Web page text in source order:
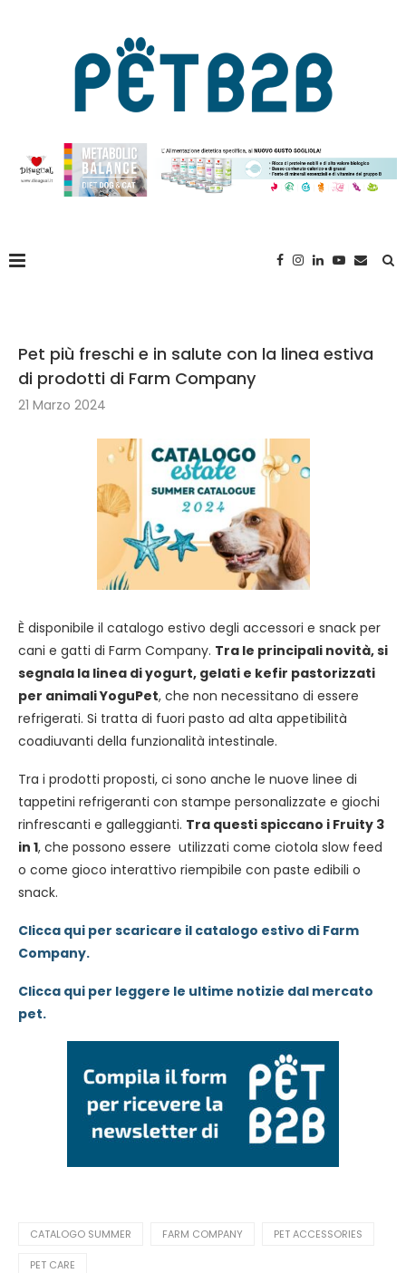
Pet più freschi e in salute con la linea estiva
di prodotti di Farm Company
21 Marzo 2024
È disponibile il catalogo estivo degli accessori e snack per
cani e gatti di Farm Company. Tra le principali novità, si
segnala la linea di yogurt, gelati e kefir pastorizzati
per animali YoguPet, che non necessitano di essere
refrigerati. Si tratta di fuori pasto ad alta appetibilità
coadiuvanti della funzionalità intestinale.
Tra i prodotti proposti, ci sono anche le nuove linee di
tappetini refrigeranti con stampe personalizzate e giochi
rinfrescanti e galleggianti. Tra questi spiccano i Fruity 3
in 1, che possono essere utilizzati come ciotola slow feed
o come gioco interattivo riempibile con paste edibili o
snack.
Clicca qui per scaricare il catalogo estivo di Farm
Company.
Clicca qui per leggere le ultime notizie dal mercato
pet.
CATALOGO SUMMER FARM COMPANY PET ACCESSORIES
PET CARE